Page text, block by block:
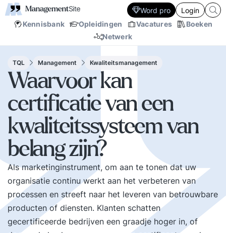
Kennisbank Opleidingen Vacatures
Boeken
Netwerk
Word pro Login
TQL Management Kwaliteitsmanagement
Waarvoor kan
certificatie van een
kwaliteitssysteem van
belang zijn?
Als marketinginstrument, om aan te tonen dat uw
organisatie continu werkt aan het verbeteren van
processen en streeft naar het leveren van betrouwbare
producten of diensten. Klanten schatten
gecertificeerde bedrijven een graadje hoger in, of